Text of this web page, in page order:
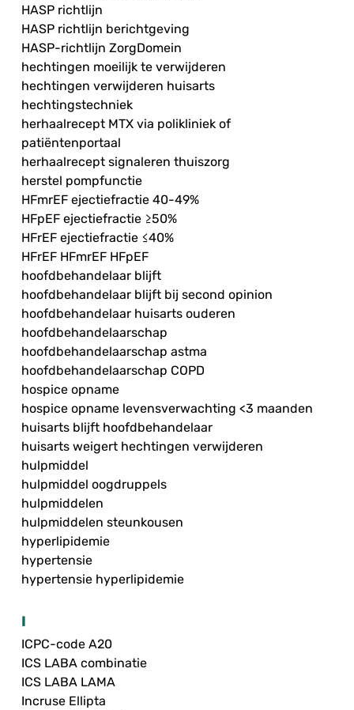
HASP richtlijn
HASP richtlijn berichtgeving
HASP-richtlijn ZorgDomein
hechtingen moeilijk te verwijderen
hechtingen verwijderen huisarts
hechtingstechniek
herhaalrecept MTX via polikliniek of
patiëntenportaal
herhaalrecept signaleren thuiszorg
herstel pompfunctie
HFmrEF ejectiefractie 40-49%
HFpEF ejectiefractie ≥50%
HFrEF ejectiefractie ≤40%
HFrEF HFmrEF HFpEF
hoofdbehandelaar blijft
hoofdbehandelaar blijft bij second opinion
hoofdbehandelaar huisarts ouderen
hoofdbehandelaarschap
hoofdbehandelaarschap astma
hoofdbehandelaarschap COPD
hospice opname
hospice opname levensverwachting <3 maanden
huisarts blijft hoofdbehandelaar
huisarts weigert hechtingen verwijderen
hulpmiddel
hulpmiddel oogdruppels
hulpmiddelen
hulpmiddelen steunkousen
hyperlipidemie
hypertensie
hypertensie hyperlipidemie
I
ICPC-code A20
ICS LABA combinatie
ICS LABA LAMA
Incruse Ellipta